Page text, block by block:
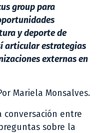
group para
y deporte de
articular estrategias
externas en
Mariela Monsalves.
conversación entre
sobre la